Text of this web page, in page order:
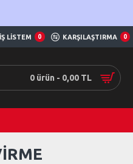
LISTEM 0 KARŞILAŞTIRMA 0
0 ürün - 0,00 TL